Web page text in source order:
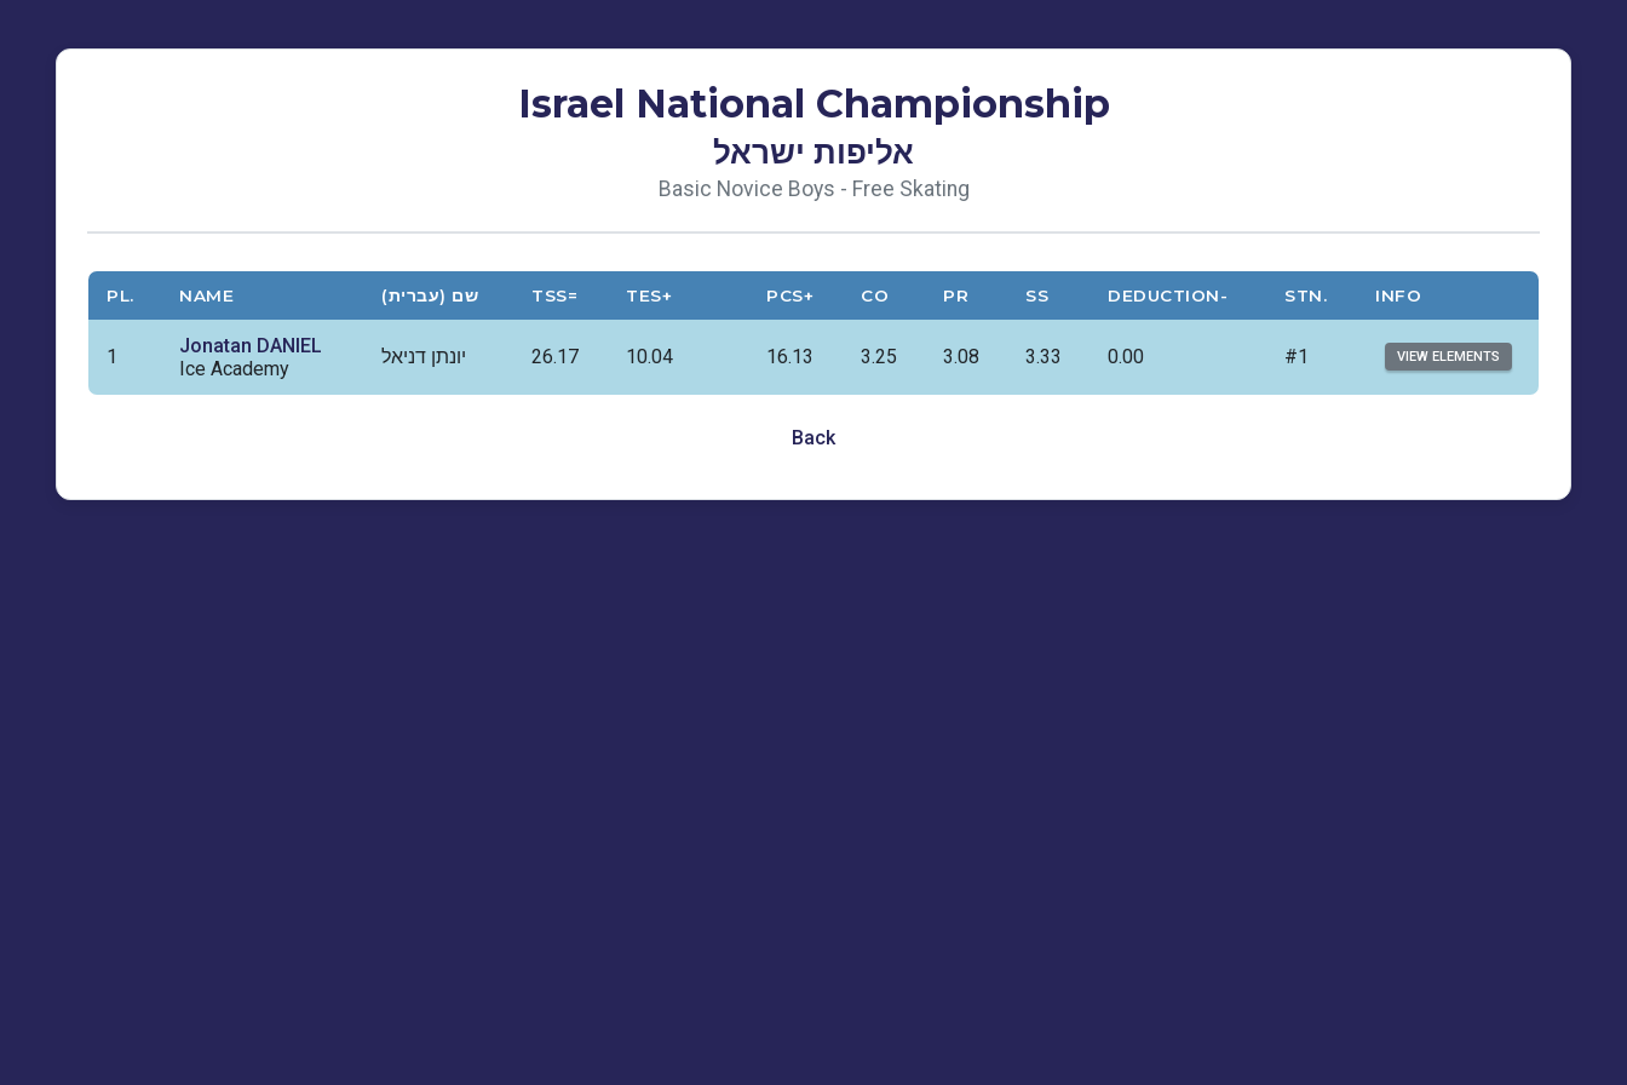
Israel National Championship
אליפות ישראל
Basic Novice Boys - Free Skating
PL. NAME שם (עברית) TSS= TES+ PCS+ CO PR SS DEDUCTION- STN. INFO
1
Jonatan DANIEL
Ice Academy
יונתן דניאל 26.17 10.04 16.13 3.25 3.08 3.33 0.00 #1 VIEW ELEMENTS
Back